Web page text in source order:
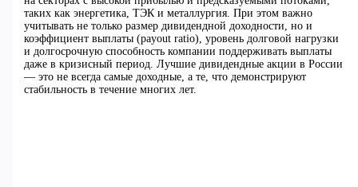
таких как энергетика, ТЭК и металлургия. При этом важно
учитывать не только размер дивидендной доходности, но и
коэффициент выплаты (payout ratio), уровень долговой нагрузки
и долгосрочную способность компании поддерживать выплаты
даже в кризисный период. Лучшие дивидендные акции в России
— это не всегда самые доходные, а те, что демонстрируют
стабильность в течение многих лет.